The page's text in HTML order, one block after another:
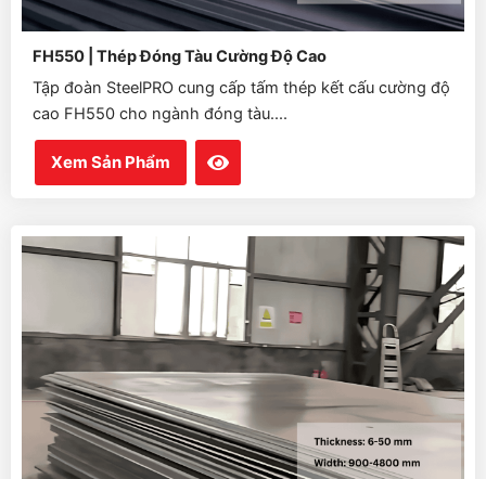
FH550 | Thép Đóng Tàu Cường Độ Cao
Tập đoàn SteelPRO cung cấp tấm thép kết cấu cường độ
cao FH550 cho ngành đóng tàu....
Xem Sản Phẩm